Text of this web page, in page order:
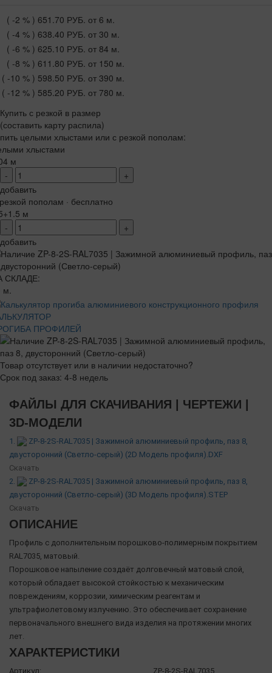
( -2 % ) 651.70 РУБ. от 6 м.
( -4 % ) 638.40 РУБ. от 30 м.
( -6 % ) 625.10 РУБ. от 84 м.
( -8 % ) 611.80 РУБ. от 150 м.
( -10 % ) 598.50 РУБ. от 390 м.
( -12 % ) 585.20 РУБ. от 780 м.
Купить с резкой в размер
(составить карту распила)
целыми хлыстами или с резкой пополам:
хлыстами
м
-
+
добавить
пополам · бесплатно
м
-
+
добавить
СКЛАДЕ:
м.
ПРОФИЛЕЙ
Товар отсутствует или в наличии недостаточно?
Срок под заказ: 4-8 недель
ФАЙЛЫ ДЛЯ СКАЧИВАНИЯ | ЧЕРТЕЖИ |
3D-МОДЕЛИ
1.
ZP-8-2S-RAL7035 | Зажимной алюминиевый профиль, паз 8,
двусторонний (Светло-серый) (2D Модель профиля).DXF
Скачать
2.
ZP-8-2S-RAL7035 | Зажимной алюминиевый профиль, паз 8,
двусторонний (Светло-серый) (3D Модель профиля).STEP
Скачать
ОПИСАНИЕ
Профиль с дополнительным порошково-полимерным покрытием
RAL7035, матовый.
Порошковое напыление создаёт долговечный матовый слой,
который обладает высокой стойкостью к механическим
повреждениям, коррозии, химическим реагентам и
ультрафиолетовому излучению. Это обеспечивает сохранение
первоначального внешнего вида изделия на протяжении многих
лет.
ХАРАКТЕРИСТИКИ
Артикул:
ZP-8-2S-RAL7035